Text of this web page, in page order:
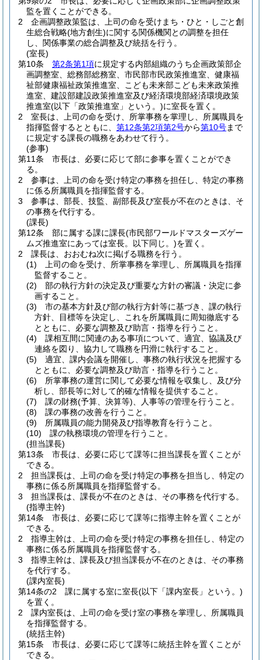
監を置くことができる。
2
企画調整政策監は、上司の命を受けまち・ひと・しごと創
生総合戦略(地方創生)に関する関係機関との調整を担任
し、関係事業の総合調整及び統括を行う。
(室長)
第10条
第2条第1項に規定する内部組織のうち企画政策部企
画調整室、総務部総務室、市民部市民政策推進室、健康福
祉部健康福祉政策推進室、こども未来部こども未来政策推
進室、建設部建設政策推進室及び経済環境部経済環境政策
推進室(以下「政策推進室」という。)に室長を置く。
2
室長は、上司の命を受け、所掌事務を掌理し、所属職員を
指揮監督するとともに、 第12条第2項第2号から第10号まで
に規定する課長の職務をあわせて行う。
(参事)
第11条
市長は、必要に応じて部に参事を置くことができ
る。
2
参事は、上司の命を受け特定の事務を担任し、特定の事務
に係る所属職員を指揮監督する。
3
参事は、部長、技監、副部長及び室長が不在のときは、そ
の事務を代行する。
(課長)
第12条
部に属する課に課長(市民部ワールドマスターズゲー
ムズ推進室にあっては室長。以下同じ。)を置く。
2
課長は、おおむね次に掲げる職務を行う。
(1)
上司の命を受け、所掌事務を掌理し、所属職員を指揮
監督すること。
(2)
部の執行方針の決定及び重要な方針の審議・決定に参
画すること。
(3)
市の基本方針及び部の執行方針等に基づき、課の執行
方針、目標等を決定し、これを所属職員に周知徹底する
とともに、必要な調整及び助言・指導を行うこと。
(4)
課相互間に関連のある事項について、適宜、協議及び
連絡を図り、協力して職務を円滑に執行すること。
(5)
適宜、課内会議を開催し、事務の執行状況を把握する
とともに、必要な調整及び助言・指導を行うこと。
(6)
所掌事務の運営に関して必要な情報を収集し、及び分
析し、部長等に対して的確な情報を提供すること。
(7)
課の財務(予算、決算等) 、人事等の管理を行うこと。
(8)
課の事務の改善を行うこと。
(9)
所属職員の能力開発及び指導教育を行うこと。
(10)
課の執務環境の管理を行うこと。
(担当課長)
第13条
市長は、必要に応じて課等に担当課長を置くことが
できる。
2
担当課長は、上司の命を受け特定の事務を担当し、特定の
事務に係る所属職員を指揮監督する。
3
担当課長は、課長が不在のときは、その事務を代行する。
(指導主幹)
第14条
市長は、必要に応じて課等に指導主幹を置くことが
できる。
2
指導主幹は、上司の命を受け特定の事務を担任し、特定の
事務に係る所属職員を指揮監督する。
3
指導主幹は、課長及び担当課長が不在のときは、その事務
を代行する。
(課内室長)
第14条の2
課に属する室に室長(以下「課内室長」という。)
を置く。
2
課内室長は、上司の命を受け室の事務を掌理し、所属職員
を指揮監督する。
(統括主幹)
第15条
市長は、必要に応じて課等に統括主幹を置くことが
できる。